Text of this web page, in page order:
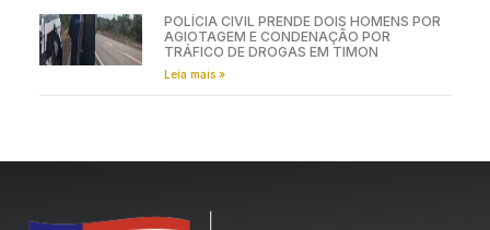
POLÍCIA CIVIL PRENDE DOIS HOMENS POR
AGIOTAGEM E CONDENAÇÃO POR
TRÁFICO DE DROGAS EM TIMON
Leia mais »